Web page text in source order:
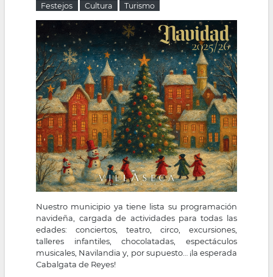
navegación
Festejos Cultura Turismo
Nuestro municipio ya tiene lista su programación
navideña, cargada de actividades para todas las
edades: conciertos, teatro, circo, excursiones,
talleres infantiles, chocolatadas, espectáculos
musicales, Navilandia y, por supuesto… ¡la esperada
Cabalgata de Reyes!